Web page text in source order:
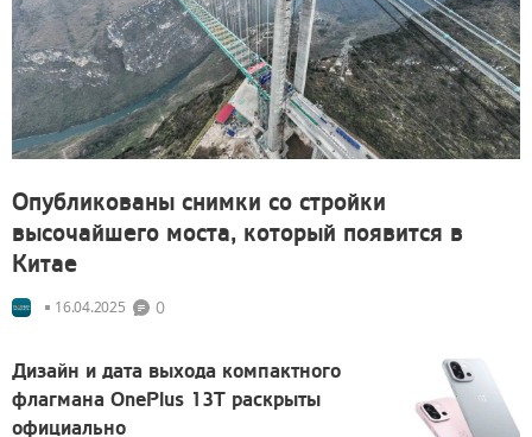
Опубликованы снимки со стройки
высочайшего моста, который появится в
Китае
16.04.2025 0
Дизайн и дата выхода компактного
флагмана OnePlus 13T раскрыты
официально